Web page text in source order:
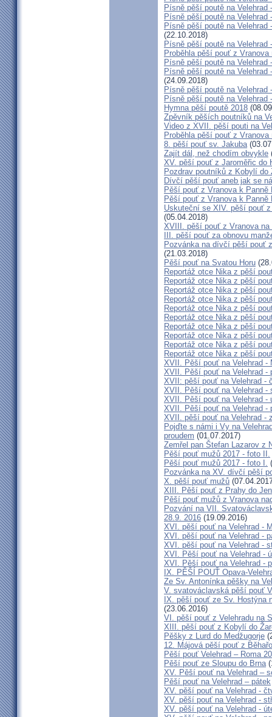
Písně pěší poutě na Velehrad
Písně pěší poutě na Velehrad
Písně pěší poutě na
(22.10.2018)
Písně pěší poutě na Velehrad
Proběhla pěší pouť z
Písně pěší poutě na
Písně pěší poutě na
(24.09.2018)
Písně pěší poutě na
Písně pěší poutě na Velehrad
Hymna pěší poutě 2018
Zpěvník pěších poutníků na
Video z XVII. pěší pouti na
Proběhla pěší pouť z
8. pěší pouť sv. Jakuba
Zajít dál, než chodím obvykle
XV. pěší pouť z Jaroměřic do
Pozdrav poutníků z Kobylí do
Dívčí pěší pouť aneb jak se
Pěší pouť z Vranova k Panně
Pěší pouť z Vranova k Panně
Uskuteční se XIV. pěší pouť
(05.04.2018)
XVIII. pěší pouť z Vranova na
III. pěší pouť za obnovu
Pozvánka na dívčí pěší pouť
(21.03.2018)
Pěší pouť na Svatou Horu
Reportáž otce Nika z pěší
Reportáž otce Nika z pěší
Reportáž otce Nika z pěší
Reportáž otce Nika z pěší
Reportáž otce Nika z pěší
Reportáž otce Nika z pěší
Reportáž otce Nika z pěší
Reportáž otce Nika z pěší
Reportáž otce Nika z pěší
Reportáž otce Nika z pěší
XVII. Pěší pouť na Velehrad -
XVII. Pěší pouť na Velehrad -
XVII: pěší pouť na Velehrad -
XVII. Pěší pouť na Velehrad -
XVII. Pěší pouť na Velehrad -
XVII. Pěší pouť na Velehrad -
XVII. pěší pouť na Velehrad -
Pojďte s námi i Vy na
proudem (01.07.2017)
Zemřel pan Štefan Lazarov z
Pěší pouť mužů 2017 - foto II.
Pěší pouť mužů 2017 - foto I.
Pozvánka na XV. dívčí pěší
X. pěší pouť mužů
XIII. Pěší pouť z Prahy do
Pěší pouť mužů z Vranova
Pozvání na VII.
28.9. 2016 (19.09.2016)
XVI. pěší pouť na Velehrad -
XVI. pěší pouť na Velehrad -
XVI. pěší pouť na Velehrad -
XVI. Pěší pouť na Velehrad -
XVI. Pěší pouť na Velehrad -
IX. PĚŠÍ POUŤ Opava-
Ze Sv. Antonínka pěšky na
V. svatováclavská pěší pouť
IX. pěší pouť ze Sv. Hostýna
(23.06.2016)
VI. pěší pouť z Velehradu na
XIII. pěší pouť z Kobylí do
Pěšky z Lurd do Medžugorje
12. Májová pěší pouť z
Pěší pouť Velehrad – Roma
Pěší pouť ze Sloupu do Brna
XV. Pěší pouť na Velehrad –
Pěší pouť na Velehrad – pátek
XV. pěší pouť na Velehrad -
XV. pěší pouť na Velehrad -
XV. pěší pouť na Velehrad -